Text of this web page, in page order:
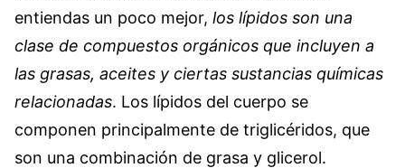
entiendas un poco mejor, los lípidos son una
clase de compuestos orgánicos que incluyen a
las grasas, aceites y ciertas sustancias químicas
relacionadas. Los lípidos del cuerpo se
componen principalmente de triglicéridos, que
son una combinación de grasa y glicerol.